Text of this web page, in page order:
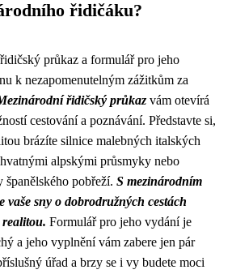
řidičáku?
průkaz a formulář pro jeho
k nezapomenutelným zážitkům za
řidičský průkaz vám otevírá
cestování a poznávání. Představte si,
brázíte silnice malebných italských
alpskými průsmyky nebo
španělského pobřeží. S mezinárodním
vaše sny o dobrodružných cestách
realitou. Formulář pro jeho vydání je
a jeho vyplnění vám zabere jen pár
úřad a brzy se i vy budete moci